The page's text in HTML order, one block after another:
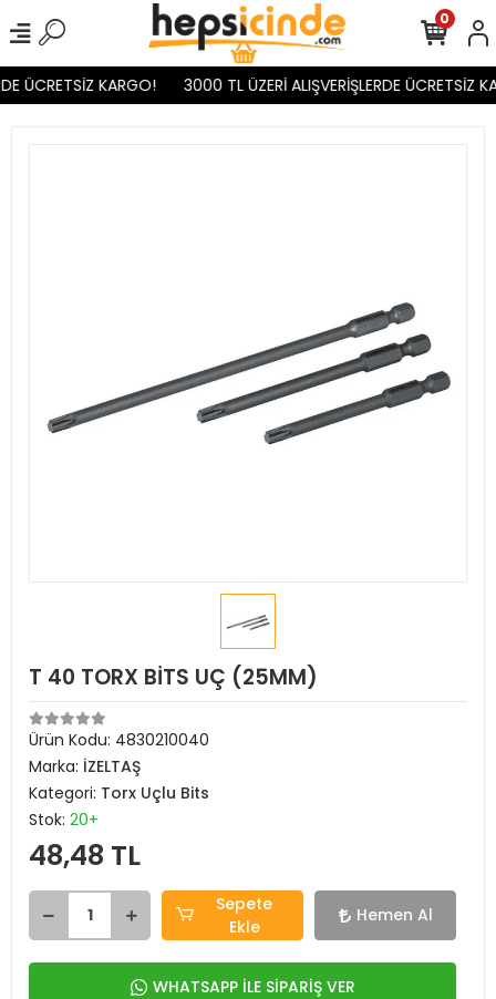
ÜCRETSİZ KARGO! 3000 TL ÜZERİ ALIŞVERİŞLERDE ÜCRETSİZ
0
T 40 TORX BİTS UÇ (25MM)
Ürün Kodu: 4830210040
Marka: İZELTAŞ
Kategori: Torx Uçlu Bits
Stok: 20+
48,48 TL
Sepete
Ekle
Hemen Al
WHATSAPP İLE SİPARİŞ VER